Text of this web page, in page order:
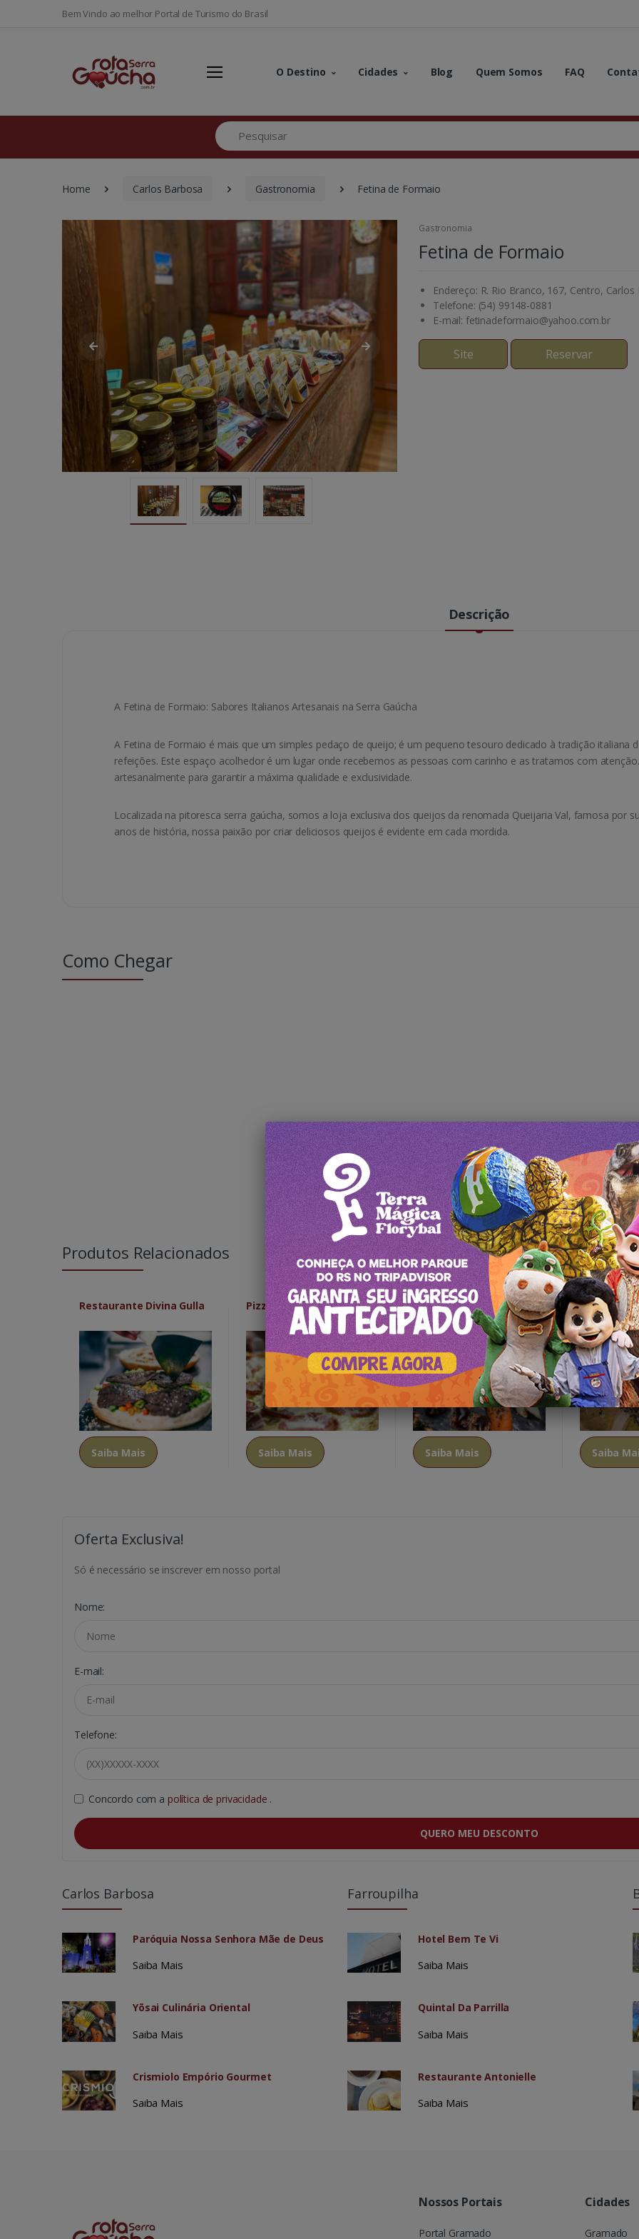
Bem Vindo ao melhor Portal de Turismo do Brasil
O Destino Cidades Blog Quem Somos FAQ
Pesquisar
Home Carlos Barbosa Gastronomia Fetina de Formaio
Gastronomia
Fetina de Formaio
Endereço: R. Rio Branco, 167, Centro,
Telefone: (54) 99148-0881
E-mail: fetinadeformaio@yahoo.com.br
Site Reservar
Descrição
A Fetina de Formaio: Sabores Italianos Artesanais na Serra Gaúcha
A Fetina de Formaio é mais que um simples pedaço de queijo; é um pequeno tesouro dedicado à tradição italiana
refeições. Este espaço acolhedor é um lugar onde recebemos as pessoas com carinho e as tratamos com
artesanalmente para garantir a máxima qualidade e exclusividade.
Localizada na pitoresca serra gaúcha, somos a loja exclusiva dos queijos da renomada Queijaria Val, famosa por
anos de história, nossa paixão por criar deliciosos queijos é evidente em cada mordida.
Como Chegar
Produtos Relacionados
Restaurante Divina Gulla
Saiba Mais
Pizzeria Taverna's
Saiba Mais
Yōsai Culinária Oriental
Saiba Mais
Colline
Saiba
Oferta Exclusiva!
Só é necessário se inscrever em nosso portal
Nome:
E-mail:
Telefone:
Concordo com a política de privacidade .
QUERO MEU DESCONTO
Carlos Barbosa
Paróquia Nossa Senhora Mãe de Deus
Saiba Mais
Yōsai Culinária Oriental
Saiba Mais
Crismiolo Empório Gourmet
Saiba Mais
Farroupilha
Hotel Bem Te Vi
Saiba Mais
Quintal Da Parrilla
Saiba Mais
Restaurante Antonielle
Saiba Mais
Nossos Portais
Portal Gramado
Cidades
Gramado